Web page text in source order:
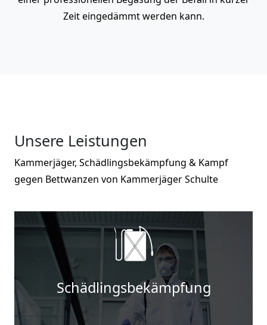
Zeit eingedämmt werden kann.
Unsere Leistungen
Kammerjäger, Schädlingsbekämpfung & Kampf
gegen Bettwanzen von Kammerjäger Schulte
Schädlingsbekämpfung